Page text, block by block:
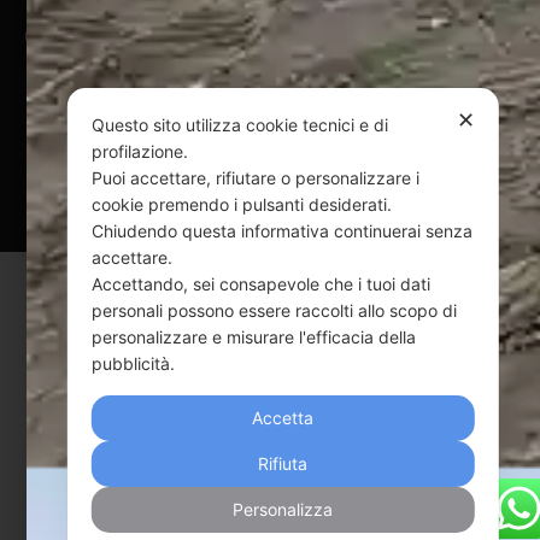
@ Copyright 2024 Webpesca è un brand Intent di Federico
Andrenacci P.Iva 01917920678
Via G. Galilei n. 2 – 64018 Tortoreto TE | REA TE-168019 |
Mail:
info@webpesca.it| Pec:federicoandrenacci@pec.it
Questo sito è protetto da Google reCAPTCHA
v3,
Privacy PolicyeTerms of Servicedi Google.
✕
Questo sito utilizza cookie tecnici e di
profilazione.
Puoi accettare, rifiutare o personalizzare i
cookie premendo i pulsanti desiderati.
Chiudendo questa informativa continuerai senza
accettare.
Accettando, sei consapevole che i tuoi dati
personali possono essere raccolti allo scopo di
personalizzare e misurare l'efficacia della
pubblicità.
Accetta
Rifiuta
Personalizza